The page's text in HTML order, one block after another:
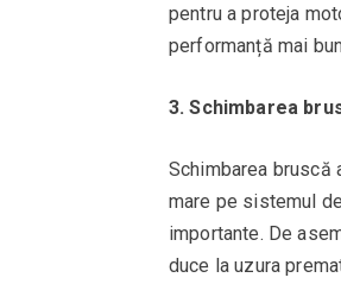
pentru a proteja
performanță mai
3. Schimbarea
Schimbarea bruscă
mare pe sistemul
importante. De
duce la uzura